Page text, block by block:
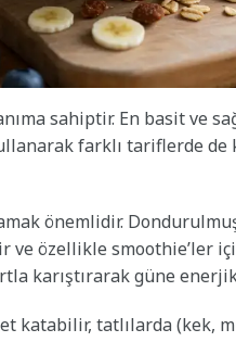
sahiptir. En basit ve
farklı tariflerde
önemlidir.
özellikle smoothie’ler
karıştırarak güne
katabilir, tatlılarda (kek,